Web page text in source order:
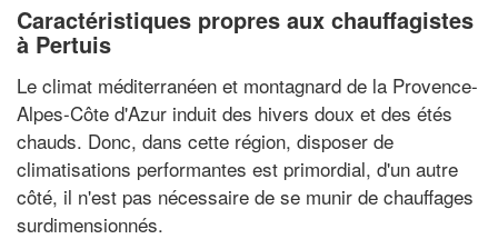
Caractéristiques propres aux chauffagistes
à Pertuis
Le climat méditerranéen et montagnard de la Provence-
Alpes-Côte d'Azur induit des hivers doux et des étés
chauds. Donc, dans cette région, disposer de
climatisations performantes est primordial, d'un autre
côté, il n'est pas nécessaire de se munir de chauffages
surdimensionnés.